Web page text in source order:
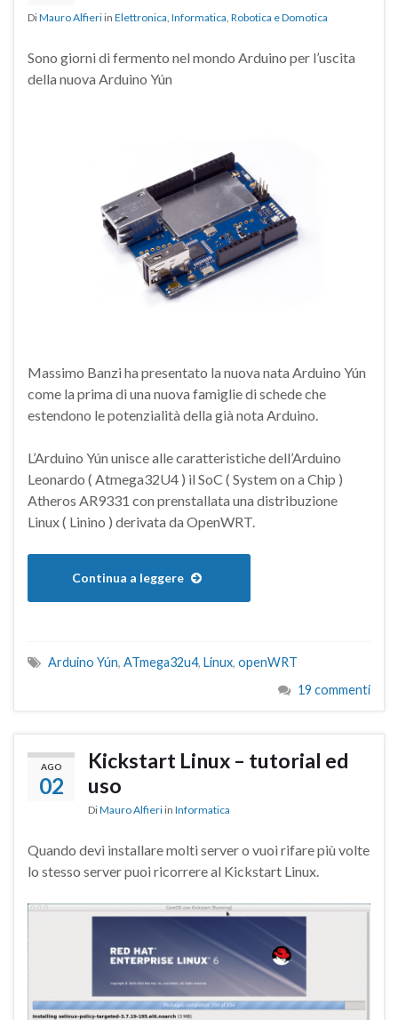
DiMauro Alfieri in Elettronica, Informatica, Robotica e Domotica
Sono giorni di fermento nel mondo Arduino per l’uscita
della nuova Arduino Yún
Massimo Banzi ha presentato la nuova nata Arduino Yún
come la prima di una nuova famiglie di schede che
estendono le potenzialità della già nota Arduino.
L’Arduino Yún unisce alle caratteristiche dell’Arduino
Leonardo ( Atmega32U4 ) il SoC ( System on a Chip )
Atheros AR9331 con prenstallata una distribuzione
Linux ( Linino ) derivata da OpenWRT.
Continua a leggere
Arduino Yún, ATmega32u4, Linux, openWRT
19 commenti
AGO
02
Kickstart Linux – tutorial ed
uso
DiMauro Alfieri in Informatica
Quando devi installare molti server o vuoi rifare più volte
lo stesso server puoi ricorrere al Kickstart Linux.